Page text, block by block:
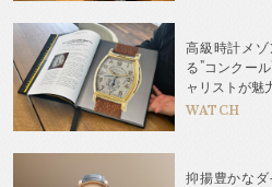
高級時計メ
る"コンクー
ャリストが魅
WATCH
抑揚豊かな